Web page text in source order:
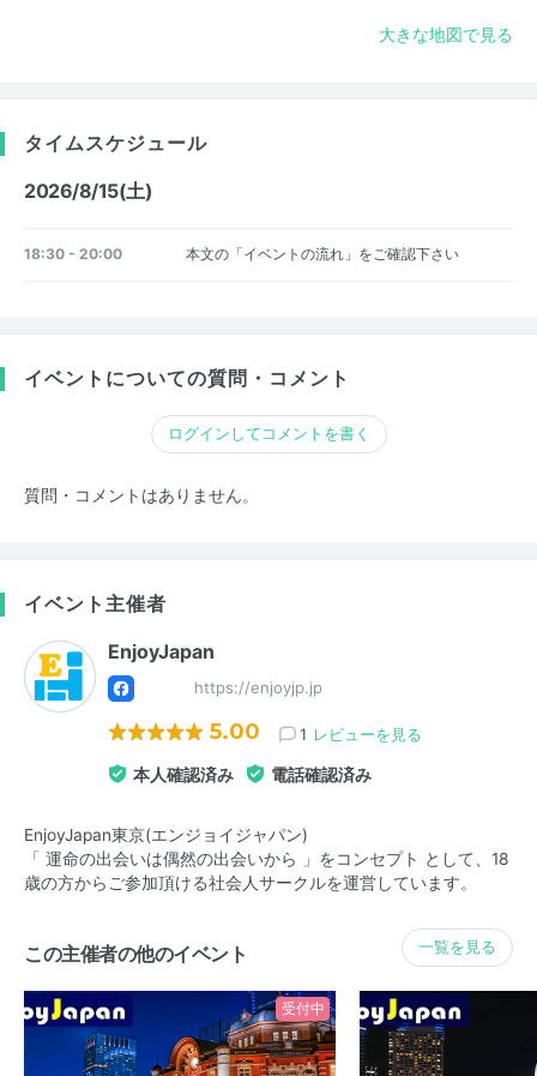
大きな地図で見る
タイムスケジュール
2026/8/15(土)
18:30 - 20:00 本文の「イベントの流れ」をご確認下さい
イベントについての質問・コメント
ログインしてコメントを書く
質問・コメントはありません。
イベント主催者
EnjoyJapan
https://enjoyjp.jp
5.00 1 レビューを見る
本人確認済み 電話確認済み
EnjoyJapan東京(エンジョイジャパン)
「 運命の出会いは偶然の出会いから 」をコンセプト として、18
歳の方からご参加頂ける社会人サークルを運営しています。
この主催者の他のイベント 一覧を見る
受付中